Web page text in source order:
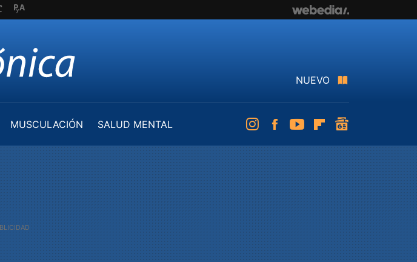
NUEVO
MUSCULACIÓN
SALUD MENTAL
InstagramFacebookYoutubeFlipboard